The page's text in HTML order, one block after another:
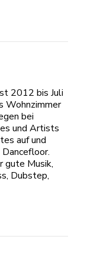
2012 bis Juli
Wohnzimmer
bei
und Artists
auf und
gute Musik,
Dubstep,